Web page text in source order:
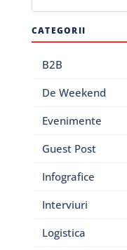
CATEGORII
B2B
De Weekend
Evenimente
Guest Post
Infografice
Interviuri
Logistica